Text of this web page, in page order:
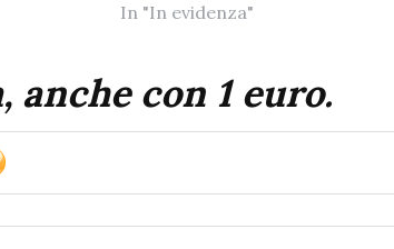
In "In evidenza"
con 1 euro.